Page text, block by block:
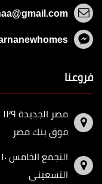
فروعنا
فوق بنك مصر
التسعيني